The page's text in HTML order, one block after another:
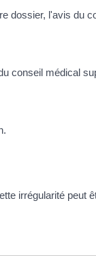
dossier, l'avis du
conseil médical
irrégularité peut